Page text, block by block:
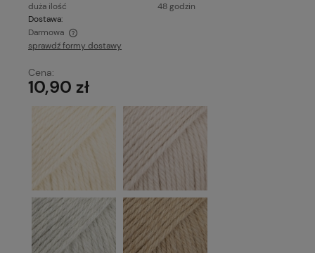
duża ilość
48 godzin
Dostawa:
Darmowa
Cena nie zawiera ewentualnych kosztów płatności
sprawdź formy dostawy
Cena:
10,90 zł